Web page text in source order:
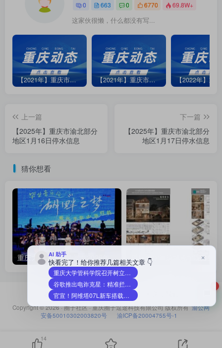
0 663 0 6770 69.8W+
这家伙很懒，什么都没有写...
【2021年】重庆市江北部分地区1月7日停水信息 【2021年】重庆市渝北区龙平支街4号小区5月21日停水信息
上一篇
【2025年】重庆市渝北部分
地区1月16日停水信息
下一篇
【2025年】重庆市渝北部分
地区1月17日停水信息
猜你想看
重庆大学重庆大学举办2026年“湖畔之梦”毕业音乐会
友链申请 免责声明 广告合作
Copyright © 2026 ·圈子社区·重庆圈子逗途科技有限公司版权所有渝公网
安备50010302003820号
渝ICP备20004755号-1
14
AI 助手
快看完了！给你推荐几篇相关文章 👇
重庆大学管科学院召开树立和践行正确政绩观行政工作交流会
谷歌推出电诈克星：精准拦截AI伪造语音来电
官宣！阿维塔07L新车搭载华为乾崑896线激光雷达
×